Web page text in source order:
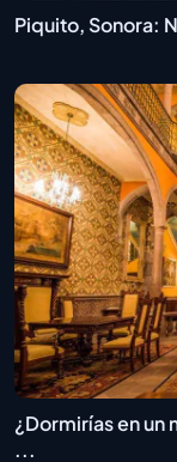
Piquito, Sonora:
¿Dormirías en
...